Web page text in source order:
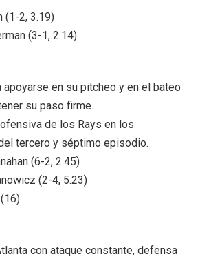
(1-2, 3.19)
(3-1, 2.14)
apoyarse en su pitcheo y en el bateo
su paso firme.
de los Rays en los
tercero y séptimo episodio.
(6-2, 2.45)
(2-4, 5.23)
con ataque constante, defensa